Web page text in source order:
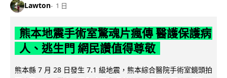
Lawton 1 日
熊本地震手術室驚魂片瘋傳 醫護保護病
人、逃生門 網民讚值得尊敬
熊本縣 7 月 28 日發生 7.1 級地震，熊本綜合醫院手術室鏡頭拍